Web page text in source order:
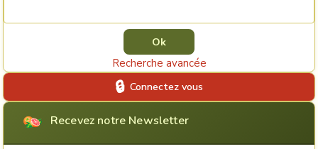
Recherche avancée
Connectez vous
Recevez notre Newsletter